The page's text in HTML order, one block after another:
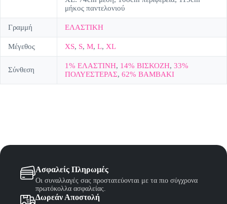
μήκος παντελονιού
Γραμμή ΕΛΑΣΤΙΚΗ
Μέγεθος XS, S, M, L, XL
Σύνθεση 1% ΕΛΑΣΤΙΝΗ, 14% ΒΙΣΚΟΖΗ, 33%
ΠΟΛΥΕΣΤΕΡΑΣ, 62% ΒΑΜΒΑΚΙ
Ασφαλείς Πληρωμές
Οι συναλλαγές σας προστατεύονται με τα πιο σύγχρονα
πρωτόκολλα ασφαλείας.
Δωρεάν Αποστολή